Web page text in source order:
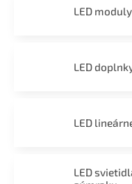
LED moduly
LED
LED
LED